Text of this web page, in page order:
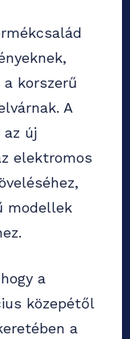
korszerű
A
az új
elektromos
modellek
a
közepétől
a